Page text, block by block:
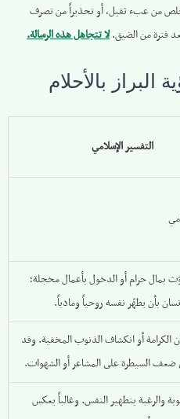
من عبء ثقيل، أو تحذيراً من تصرف
فترة من الضيق.لا تتجاهل هذه الرسالة.
البراز بالأحلام
التفسير الإسلامي
بمال حرام أو الدخول بأعمال مخجلة؛
بأن يطهّر نفسه روحياً ومادياً.
الكرامة أو انكشاف الذنوب المخفية. وقد
السيطرة على المشاعر أو الشهوات.
والرغبة بتطهير النفس. وغالباً يعكس